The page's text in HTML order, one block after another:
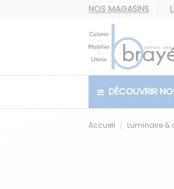
NOS MAGASINS
DÉCOUVRIR
Accueil Luminaire &